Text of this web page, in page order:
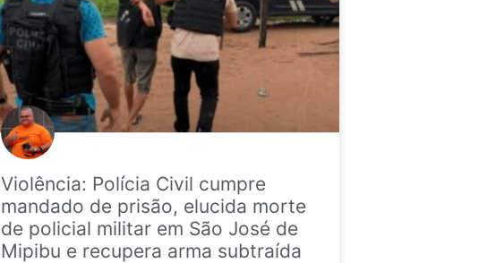
Violência: Polícia Civil cumpre
mandado de prisão, elucida morte
de policial militar em São José de
Mipibu e recupera arma subtraída